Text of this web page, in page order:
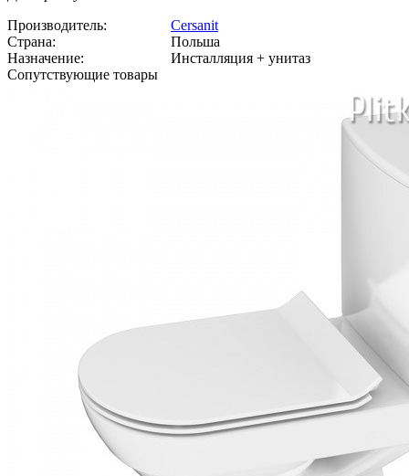
Производитель:
Cersanit
Страна:
Польша
Назначение:
Инсталляция + унитаз
Сопутствующие товары